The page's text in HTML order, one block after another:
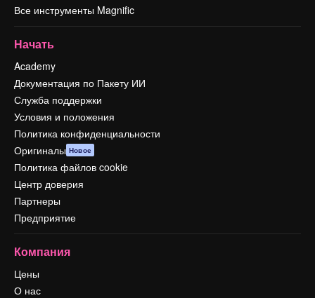
Все инструменты Magnific
Начать
Academy
Документация по Пакету ИИ
Служба поддержки
Условия и положения
Политика конфиденциальности
Оригиналы Новое
Политика файлов cookie
Центр доверия
Партнеры
Предприятие
Компания
Цены
О нас